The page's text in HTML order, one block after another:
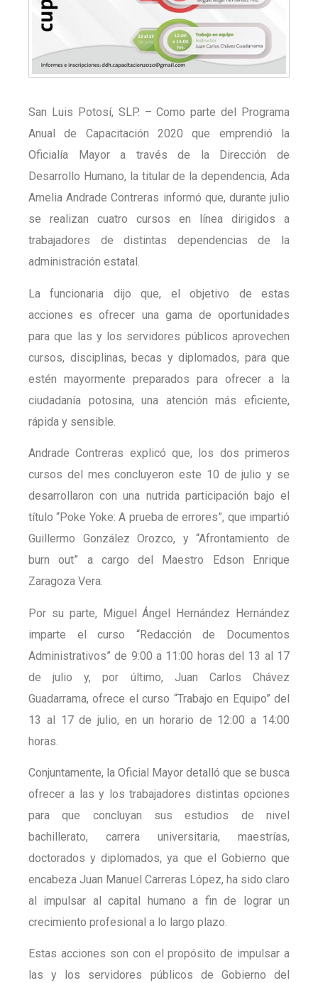
San Luis Potosí, SLP. – Como parte del Programa
Anual de Capacitación 2020 que emprendió la
Oficialía Mayor a través de la Dirección de
Desarrollo Humano, la titular de la dependencia, Ada
Amelia Andrade Contreras informó que, durante julio
se realizan cuatro cursos en línea dirigidos a
trabajadores de distintas dependencias de la
administración estatal.
La funcionaria dijo que, el objetivo de estas
acciones es ofrecer una gama de oportunidades
para que las y los servidores públicos aprovechen
cursos, disciplinas, becas y diplomados, para que
estén mayormente preparados para ofrecer a la
ciudadanía potosina, una atención más eficiente,
rápida y sensible.
Andrade Contreras explicó que, los dos primeros
cursos del mes concluyeron este 10 de julio y se
desarrollaron con una nutrida participación bajo el
título “Poke Yoke: A prueba de errores”, que impartió
Guillermo González Orozco, y “Afrontamiento de
burn out” a cargo del Maestro Edson Enrique
Zaragoza Vera.
Por su parte, Miguel Ángel Hernández Hernández
imparte el curso “Redacción de Documentos
Administrativos” de 9:00 a 11:00 horas del 13 al 17
de julio y, por último, Juan Carlos Chávez
Guadarrama, ofrece el curso “Trabajo en Equipo” del
13 al 17 de julio, en un horario de 12:00 a 14:00
horas.
Conjuntamente, la Oficial Mayor detalló que se busca
ofrecer a las y los trabajadores distintas opciones
para que concluyan sus estudios de nivel
bachillerato, carrera universitaria, maestrías,
doctorados y diplomados, ya que el Gobierno que
encabeza Juan Manuel Carreras López, ha sido claro
al impulsar al capital humano a fin de lograr un
crecimiento profesional a lo largo plazo.
Estas acciones son con el propósito de impulsar a
las y los servidores públicos de Gobierno del